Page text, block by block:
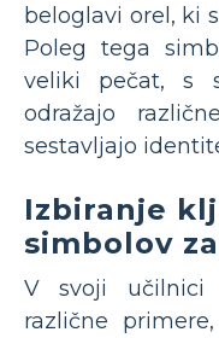
beloglavi orel, ki
Poleg tega
veliki pečat, s
odražajo
sestavljajo
Izbiranje
simbolov
V svoji učilnici
različne